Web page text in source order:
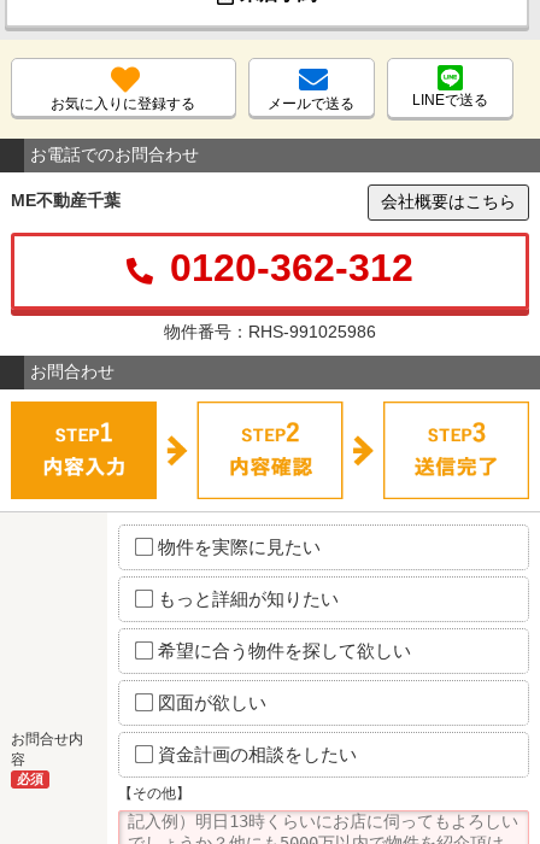
お気に入りに登録する メールで送る LINEで送る
お電話でのお問合わせ
ME不動産千葉 会社概要はこちら
0120-362-312
物件番号：RHS-991025986
お問合わせ
お問合せ内
容
必須
物件を実際に見たい
もっと詳細が知りたい
希望に合う物件を探して欲しい
図面が欲しい
資金計画の相談をしたい
【その他】